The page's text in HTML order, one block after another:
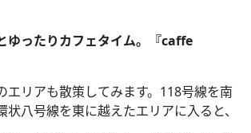
ゆったりカフェタイム。『caffe
エリアも散策してみます。118号線を南
八号線を東に越えたエリアに入ると、